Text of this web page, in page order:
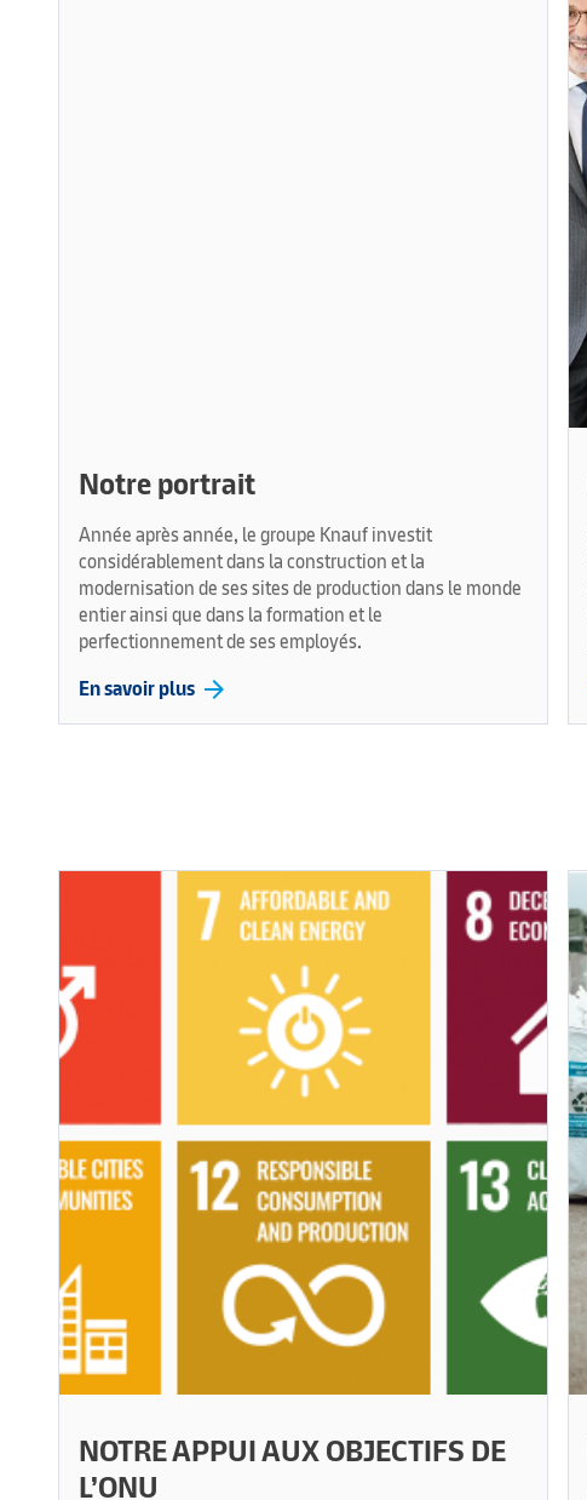
Notre portrait
Année après année, le groupe Knauf investit
considérablement dans la construction et la
modernisation de ses sites de production dans le monde
entier ainsi que dans la formation et le
perfectionnement de ses employés.
En savoir plus arrow_forward
NOTRE APPUI AUX OBJECTIFS DE
L’ONU